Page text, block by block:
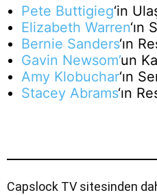
Pete Buttigieg‘in
Elizabeth Warren‘ın
Bernie Sanders‘ın
Gavin Newsom’un
Amy Klobuchar‘ın
Stacey Abrams‘ın
Capslock TV sitesinden